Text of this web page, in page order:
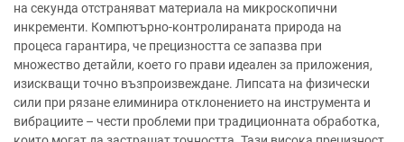
на секунда отстраняват материала на микроскопични
инкременти. Компютърно-контролираната природа на
процеса гарантира, че прецизността се запазва при
множество детайли, което го прави идеален за приложения,
изискващи точно възпроизвеждане. Липсата на физически
сили при рязане елиминира отклонението на инструмента и
вибрациите – чести проблеми при традиционната обработка,